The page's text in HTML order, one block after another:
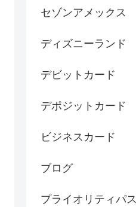
セゾンアメックス
ディズニーランド
デビットカード
デポジットカード
ビジネスカード
ブログ
プライオリティパス